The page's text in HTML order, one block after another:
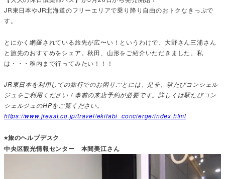
JR東日本やJR北海道のフリーエリアで乗り降り自由のおトクなきっぷで
す。
とにかく網羅されている旅先が広〜い！というわけで、大野さん三浦さん
と旅先のおすすめをシェア。秋田、山形をご紹介いただきました。私
は・・・稚内まで行ってみたい！！！
JR東日本を利用しての旅行でのお困りごとには、是非、駅たびコンシェル
ジュをご利用ください！事前の来店予約が必要です。詳しくは駅たびコン
シェルジュのHPをご覧ください。
https://www.jreast.co.jp/travel/ekitabi_concierge/index.html
⭐︎旅のヘルプデスク
中央区観光情報センター 本間美江さん